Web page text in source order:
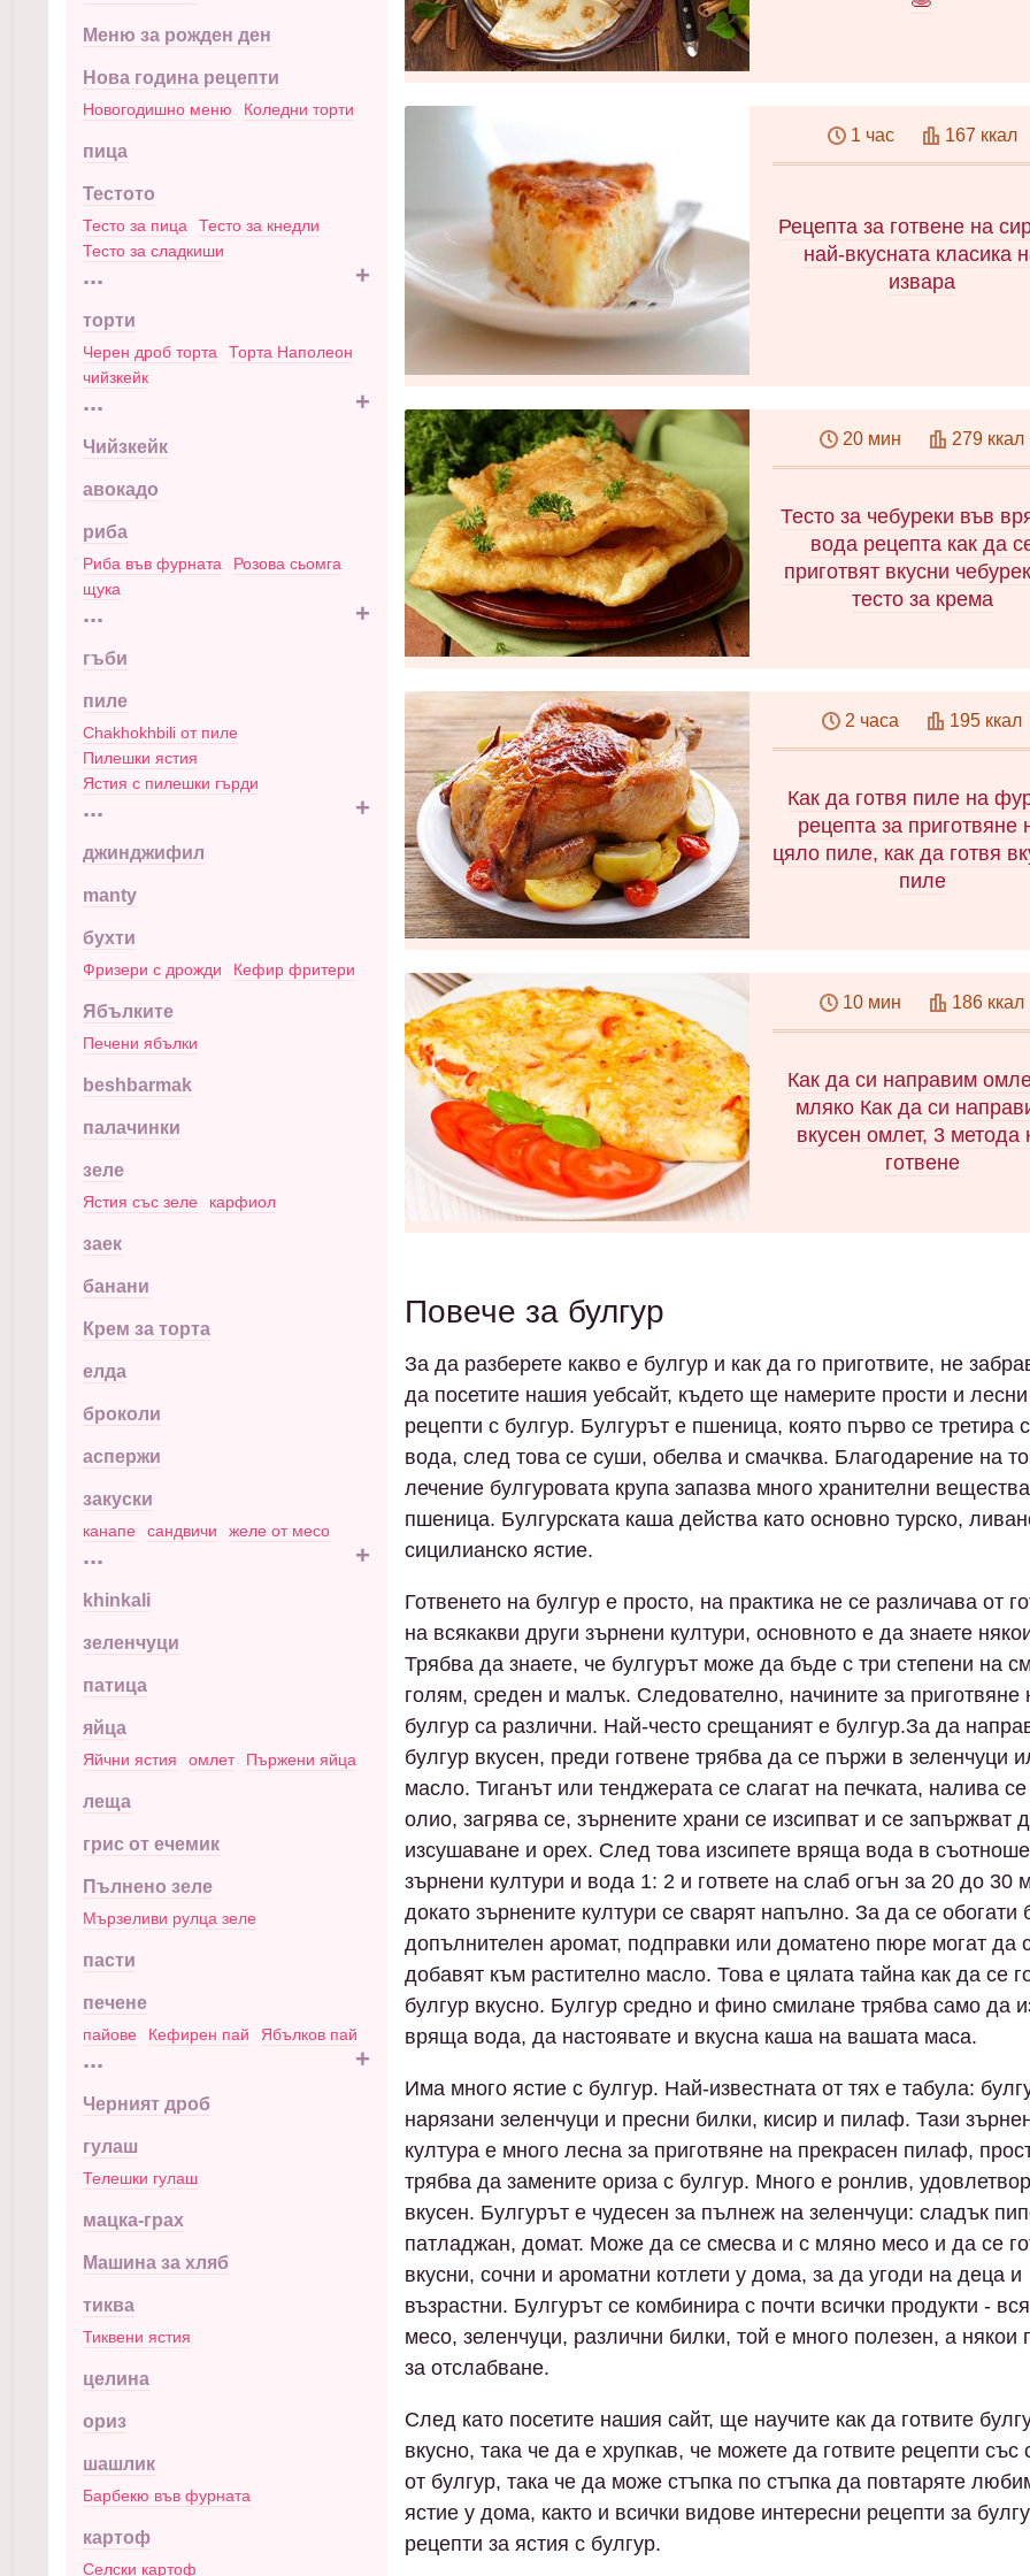
Меню за рожден ден
Нова година рецепти
Новогодишно меню Коледни торти
пица
Тестото
Тесто за пица
Тесто за кнедли
Тесто за сладкиши
... +
торти
Черен дроб торта
Торта Наполеон
чийзкейк
... +
Чийзкейк
авокадо
риба
Риба във фурната
Розова сьомга
щука
... +
гъби
пиле
Chakhokhbili от пиле
Пилешки ястия
Ястия с пилешки гърди
... +
джинджифил
manty
бухти
Фризери с дрожди Кефир фритери
Ябълките
Печени ябълки
beshbarmak
палачинки
зеле
Ястия със зеле карфиол
заек
банани
Крем за торта
елда
броколи
аспержи
закуски
канапе сандвичи желе от месо
... +
khinkali
зеленчуци
патица
яйца
Яйчни ястия омлет Пържени яйца
леща
грис от ечемик
Пълнено зеле
Мързеливи рулца зеле
пасти
печене
пайове Кефирен пай Ябълков пай
... +
Черният дроб
гулаш
Телешки гулаш
мацка-грах
Машина за хляб
тиква
Тиквени ястия
целина
ориз
шашлик
Барбекю във фурната
картоф
Селски картоф
Предлагаме прости и
рецепти за тесто с
1 час 167 ккал
Рецепта за готвене на
най-вкусната класика
извара
рецепти. Как да
перфектната гювеч -
рецепта без извара,
рецепта за гювеч от 3
компонента.
рецепта във фурната.
20 мин 279 ккал
Тесто за чебуреки във
вода рецепта как да
приготвят вкусни
тесто за крема
мляко, кефир, водка или
вода, така че вашите
изключително вкусни!
2 часа 195 ккал
Как да готвя пиле на
рецепта за приготвяне
цяло пиле, как да готвя
пиле
великолепна златиста
Предлагаме 3 прости и
ястия с турски зеленчуци
лимоново-чеснов сос.
10 мин 186 ккал
Как да си направим
мляко Как да си
вкусен омлет, 3 метода
готвене
ползи, вреди и
стойност.
Повече за булгур
За да разберете какво е булгур и как да го приготвите, не
да посетите нашия уебсайт, където ще намерите прости и лесни
рецепти с булгур. Булгурът е пшеница, която първо се третира
вода, след това се суши, обелва и смачква. Благодарение на
лечение булгуровата крупа запазва много хранителни
пшеница. Булгурската каша действа като основно турско,
сицилианско ястие.
Готвенето на булгур е просто, на практика не се различава от
на всякакви други зърнени култури, основното е да знаете
Трябва да знаете, че булгурът може да бъде с три степени на
голям, среден и малък. Следователно, начините за приготвяне
булгур са различни. Най-често срещаният е булгур.За да
булгур вкусен, преди готвене трябва да се пържи в зеленчуци
масло. Тиганът или тенджерата се слагат на печката, налива
олио, загрява се, зърнените храни се изсипват и се запържват
изсушаване и орех. След това изсипете вряща вода в
зърнени култури и вода 1: 2 и гответе на слаб огън за 20 до 30
докато зърнените култури се сварят напълно. За да се обогати
допълнителен аромат, подправки или доматено пюре могат да
добавят към растително масло. Това е цялата тайна как да се
булгур вкусно. Булгур средно и фино смилане трябва само да
вряща вода, да настоявате и вкусна каша на вашата маса.
Има много ястие с булгур. Най-известната от тях е табула:
нарязани зеленчуци и пресни билки, кисир и пилаф. Тази
култура е много лесна за приготвяне на прекрасен пилаф,
трябва да замените ориза с булгур. Много е ронлив,
вкусен. Булгурът е чудесен за пълнеж на зеленчуци: сладък
патладжан, домат. Може да се смесва и с мляно месо и да се
вкусни, сочни и ароматни котлети у дома, за да угоди на деца и
възрастни. Булгурът се комбинира с почти всички продукти -
месо, зеленчуци, различни билки, той е много полезен, а някои
за отслабване.
След като посетите нашия сайт, ще научите как да готвите
вкусно, така че да е хрупкав, че можете да готвите рецепти със
от булгур, така че да може стъпка по стъпка да повтаряте
ястие у дома, както и всички видове интересни рецепти за
рецепти за ястия с булгур.